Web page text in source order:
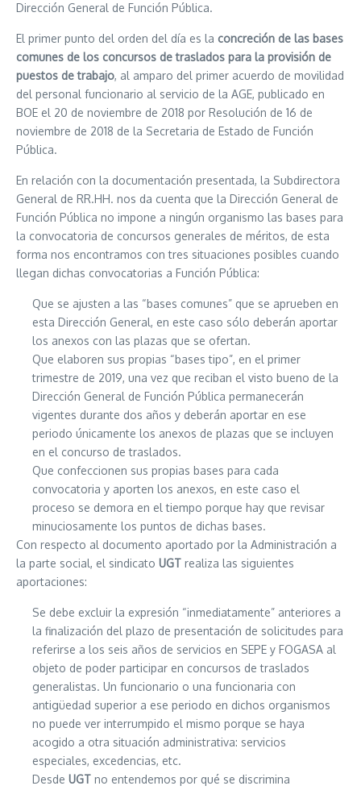
Dirección General de Función Pública.
El primer punto del orden del día es la concreción de las bases
comunes de los concursos de traslados para la provisión de
puestos de trabajo, al amparo del primer acuerdo de movilidad
del personal funcionario al servicio de la AGE, publicado en
BOE el 20 de noviembre de 2018 por Resolución de 16 de
noviembre de 2018 de la Secretaria de Estado de Función
Pública.
En relación con la documentación presentada, la Subdirectora
General de RR.HH. nos da cuenta que la Dirección General de
Función Pública no impone a ningún organismo las bases para
la convocatoria de concursos generales de méritos, de esta
forma nos encontramos con tres situaciones posibles cuando
llegan dichas convocatorias a Función Pública:
Que se ajusten a las “bases comunes” que se aprueben en
esta Dirección General, en este caso sólo deberán aportar
los anexos con las plazas que se ofertan.
Que elaboren sus propias “bases tipo”, en el primer
trimestre de 2019, una vez que reciban el visto bueno de la
Dirección General de Función Pública permanecerán
vigentes durante dos años y deberán aportar en ese
periodo únicamente los anexos de plazas que se incluyen
en el concurso de traslados.
Que confeccionen sus propias bases para cada
convocatoria y aporten los anexos, en este caso el
proceso se demora en el tiempo porque hay que revisar
minuciosamente los puntos de dichas bases.
Con respecto al documento aportado por la Administración a
la parte social, el sindicato UGT realiza las siguientes
aportaciones:
Se debe excluir la expresión “inmediatamente” anteriores a
la finalización del plazo de presentación de solicitudes para
referirse a los seis años de servicios en SEPE y FOGASA al
objeto de poder participar en concursos de traslados
generalistas. Un funcionario o una funcionaria con
antigüedad superior a ese periodo en dichos organismos
no puede ver interrumpido el mismo porque se haya
acogido a otra situación administrativa: servicios
especiales, excedencias, etc.
Desde UGT no entendemos por qué se discrimina